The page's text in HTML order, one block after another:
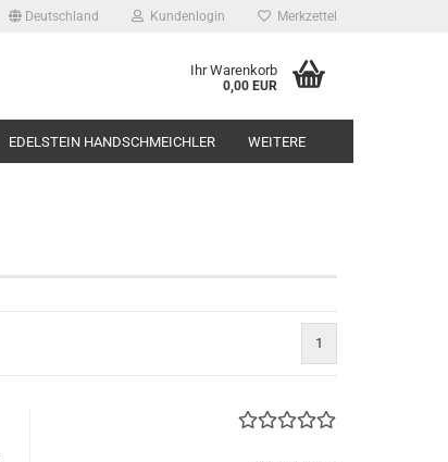
Deutschland Kundenlogin Merkzettel
Ihr Warenkorb
0,00 EUR
EDELSTEIN HANDSCHMEICHLER WEITERE
1